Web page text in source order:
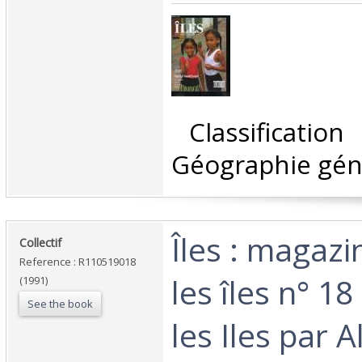
Géographie
‎Collectif‎
Reference : R110519018
(1991)
See the book
‎Îles :
les îles n°
les Iles par